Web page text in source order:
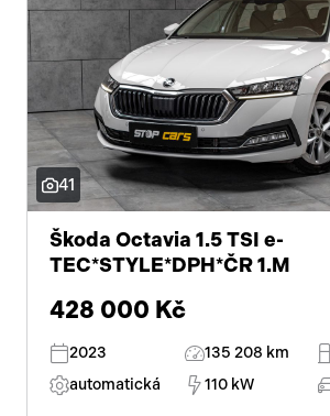
dělená zadní sedadla
adaptivní tempomat
posilovač řízení
stabilizace podvozku (ESP)
protiprokluzový systém kol (ASR)
pohon 4x4
dotykové ovládání palubního
41
Škoda Octavia 1.5 TSI e-
TEC*STYLE*DPH*ČR 1.M
428 000 Kč
2023 135 208 km
automatická
110 kW